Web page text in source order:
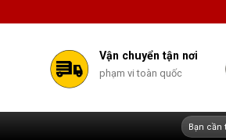
Vận chuyển tận nơi
phạm vi toàn quốc
Tìm
kiếm: